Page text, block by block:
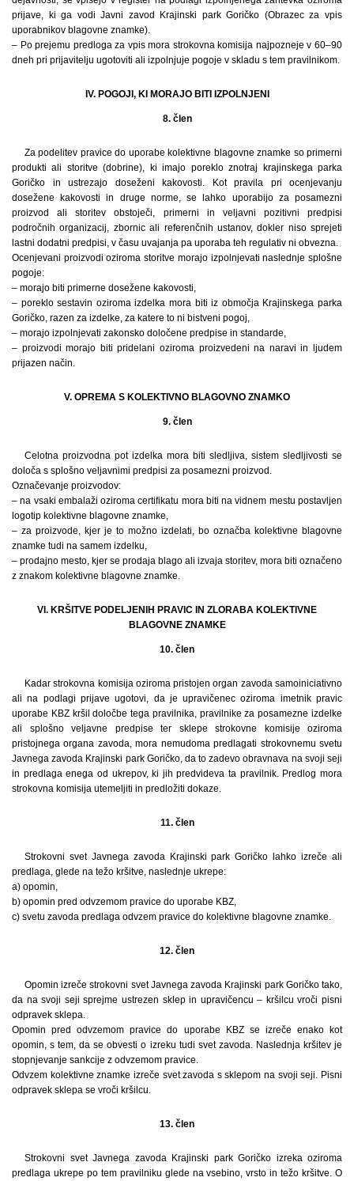
prijave, ki ga vodi Javni zavod Krajinski park Goričko (Obrazec za vpis
uporabnikov blagovne znamke).
– Po prejemu predloga za vpis mora strokovna komisija najpozneje v 60–90
dneh pri prijavitelju ugotoviti ali izpolnjuje pogoje v skladu s tem pravilnikom.
IV. POGOJI, KI MORAJO BITI IZPOLNJENI
8. člen
Za podelitev pravice do uporabe kolektivne blagovne znamke so primerni
produkti ali storitve (dobrine), ki imajo poreklo znotraj krajinskega parka
Goričko in ustrezajo doseženi kakovosti. Kot pravila pri ocenjevanju
dosežene kakovosti in druge norme, se lahko uporabijo za posamezni
proizvod ali storitev obstoječi, primerni in veljavni pozitivni predpisi
področnih organizacij, zbornic ali referenčnih ustanov, dokler niso sprejeti
lastni dodatni predpisi, v času uvajanja pa uporaba teh regulativ ni obvezna.
Ocenjevani proizvodi oziroma storitve morajo izpolnjevati naslednje splošne
pogoje:
– morajo biti primerne dosežene kakovosti,
– poreklo sestavin oziroma izdelka mora biti iz območja Krajinskega parka
Goričko, razen za izdelke, za katere to ni bistveni pogoj,
– morajo izpolnjevati zakonsko določene predpise in standarde,
– proizvodi morajo biti pridelani oziroma proizvedeni na naravi in ljudem
prijazen način.
V. OPREMA S KOLEKTIVNO BLAGOVNO ZNAMKO
9. člen
Celotna proizvodna pot izdelka mora biti sledljiva, sistem sledljivosti se
določa s splošno veljavnimi predpisi za posamezni proizvod.
Označevanje proizvodov:
– na vsaki embalaži oziroma certifikatu mora biti na vidnem mestu postavljen
logotip kolektivne blagovne znamke,
– za proizvode, kjer je to možno izdelati, bo označba kolektivne blagovne
znamke tudi na samem izdelku,
– prodajno mesto, kjer se prodaja blago ali izvaja storitev, mora biti označeno
z znakom kolektivne blagovne znamke.
VI. KRŠITVE PODELJENIH PRAVIC IN ZLORABA KOLEKTIVNE
BLAGOVNE ZNAMKE
10. člen
Kadar strokovna komisija oziroma pristojen organ zavoda samoiniciativno
ali na podlagi prijave ugotovi, da je upravičenec oziroma imetnik pravic
uporabe KBZ kršil določbe tega pravilnika, pravilnike za posamezne izdelke
ali splošno veljavne predpise ter sklepe strokovne komisije oziroma
pristojnega organa zavoda, mora nemudoma predlagati strokovnemu svetu
Javnega zavoda Krajinski park Goričko, da to zadevo obravnava na svoji seji
in predlaga enega od ukrepov, ki jih predvideva ta pravilnik. Predlog mora
strokovna komisija utemeljiti in predložiti dokaze.
11. člen
Strokovni svet Javnega zavoda Krajinski park Goričko lahko izreče ali
predlaga, glede na težo kršitve, naslednje ukrepe:
a) opomin,
b) opomin pred odvzemom pravice do uporabe KBZ,
c) svetu zavoda predlaga odvzem pravice do kolektivne blagovne znamke.
12. člen
Opomin izreče strokovni svet Javnega zavoda Krajinski park Goričko tako,
da na svoji seji sprejme ustrezen sklep in upravičencu – kršilcu vroči pisni
odpravek sklepa.
Opomin pred odvzemom pravice do uporabe KBZ se izreče enako kot
opomin, s tem, da se obvesti o izreku tudi svet zavoda. Naslednja kršitev je
stopnjevanje sankcije z odvzemom pravice.
Odvzem kolektivne znamke izreče svet zavoda s sklepom na svoji seji. Pisni
odpravek sklepa se vroči kršilcu.
13. člen
Strokovni svet Javnega zavoda Krajinski park Goričko izreka oziroma
predlaga ukrepe po tem pravilniku glede na vsebino, vrsto in težo kršitve. O